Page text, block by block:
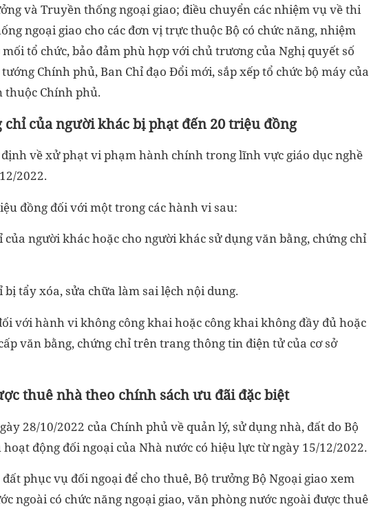
và Truyền thống ngoại giao; điều chuyển các nhiệm vụ về thi
ngoại giao cho các đơn vị trực thuộc Bộ có chức năng, nhiệm
tổ chức, bảo đảm phù hợp với chủ trương của Nghị quyết số
Chính phủ, Ban Chỉ đạo Đổi mới, sắp xếp tổ chức bộ máy của
thuộc Chính phủ.
chỉ của người khác bị phạt đến 20 triệu đồng
về xử phạt vi phạm hành chính trong lĩnh vực giáo dục nghề
2022.
đồng đối với một trong các hành vi sau:
của người khác hoặc cho người khác sử dụng văn bằng, chứng chỉ
bị tẩy xóa, sửa chữa làm sai lệch nội dung.
với hành vi không công khai hoặc công khai không đầy đủ hoặc
văn bằng, chứng chỉ trên trang thông tin điện tử của cơ sở
thuê nhà theo chính sách ưu đãi đặc biệt
28/10/2022 của Chính phủ về quản lý, sử dụng nhà, đất do Bộ
động đối ngoại của Nhà nước có hiệu lực từ ngày 15/12/2022.
phục vụ đối ngoại để cho thuê, Bộ trưởng Bộ Ngoại giao xem
ngoài có chức năng ngoại giao, văn phòng nước ngoài được thuê